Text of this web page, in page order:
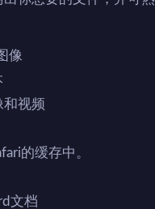
像
和视频
的缓存中。
文档